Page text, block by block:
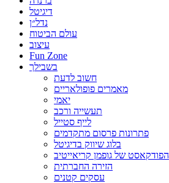
דיגיטל
נדל״ן
עולם הביטוח
עיצוב
Fun Zone
בשבילך
חשוב לדעת
מאמרים פופולאריים
יאמי
תעשייה ורכב
לייף סטייל
פתרונות פרסום מתקדמים
בלוג שיווק בדיגיטל
הפודקאסט של גופמן קריאייטיב
הזירה החברתית
עסקים קטנים